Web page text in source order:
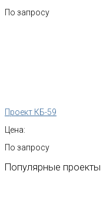
По запросу
Проект КБ-59
Цена:
По запросу
Популярные проекты